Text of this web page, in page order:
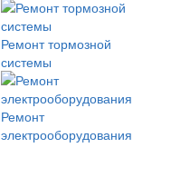
Ремонт тормозной
системы
Ремонт
электрооборудования